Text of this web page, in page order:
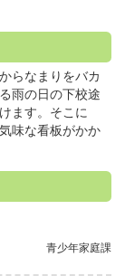
らなまりをバカ
雨の日の下校途
ます。そこに
味な看板がかか
青少年家庭課